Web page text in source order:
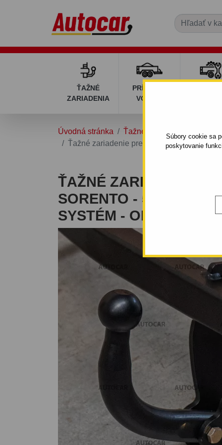
Súbory cookie sa
poskytovanie
ŤAŽNÉ
ZARIADENIA
PRÍVESNÉ
VOZÍKY
Úvodná stránka Ťažné zariadenia
Ťažné zariadenie pre Kia SORENTO -
ŤAŽNÉ ZARIADENIE
SORENTO - 5DV. -
SYSTÉM - OD 2002 DO